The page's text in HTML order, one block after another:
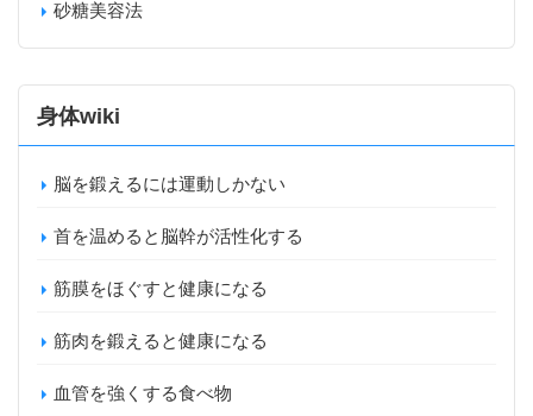
砂糖美容法
身体wiki
脳を鍛えるには運動しかない
首を温めると脳幹が活性化する
筋膜をほぐすと健康になる
筋肉を鍛えると健康になる
血管を強くする食べ物